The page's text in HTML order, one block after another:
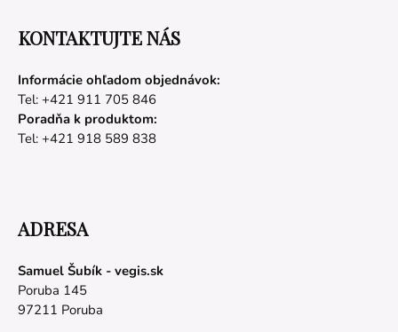
KONTAKTUJTE NÁS
Informácie ohľadom objednávok:
Tel: +421 911 705 846
Poradňa k produktom:
Tel: +421 918 589 838
ADRESA
Samuel Šubík - vegis.sk
Poruba 145
97211 Poruba